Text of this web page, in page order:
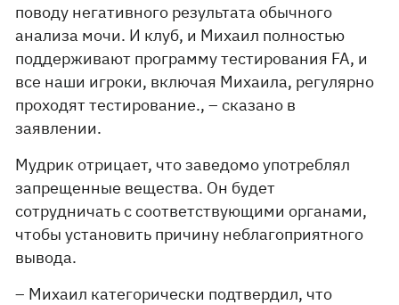
поводу негативного результата обычного
анализа мочи. И клуб, и Михаил полностью
поддерживают программу тестирования FA, и
все наши игроки, включая Михаила, регулярно
проходят тестирование., – сказано в
заявлении.
Мудрик отрицает, что заведомо употреблял
запрещенные вещества. Он будет
сотрудничать с соответствующими органами,
чтобы установить причину неблагоприятного
вывода.
– Михаил категорически подтвердил, что